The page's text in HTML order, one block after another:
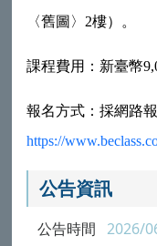
〈舊圖〉2樓）。
課程費用：新臺幣
報名方式：採網路
https://
公告資訊
公告時間 2026/